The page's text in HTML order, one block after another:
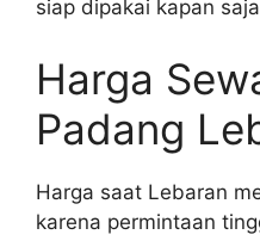
siap dipakai kapan
Harga
Padang
Harga saat Lebaran
karena permintaan